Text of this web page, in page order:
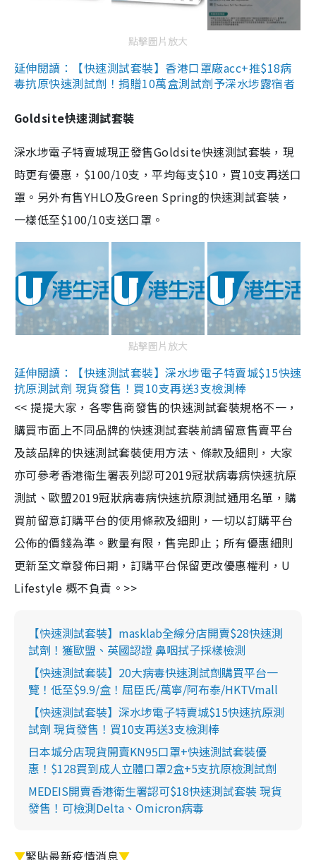
點擊圖片放大
延伸閱讀：【快速測試套裝】香港口罩廠acc+推$18病
毒抗原快速測試劑！捐贈10萬盒測試劑予深水埗露宿者
Goldsite快速測試套裝
深水埗電子特賣城現正發售Goldsite快速測試套裝，現
時更有優惠，$100/10支，平均每支$10，買10支再送口
罩。另外有售YHLO及Green Spring的快速測試套裝，
一樣低至$100/10支送口罩。
點擊圖片放大
延伸閱讀：【快速測試套裝】深水埗電子特賣城$15快速
抗原測試劑 現貨發售！買10支再送3支檢測棒
<< 提提大家，各零售商發售的快速測試套裝規格不一，
購買市面上不同品牌的快速測試套裝前請留意售賣平台
及該品牌的快速測試套裝使用方法、條款及細則，大家
亦可參考香港衞生署表列認可2019冠狀病毒病快速抗原
測試、歐盟2019冠狀病毒病快速抗原測試通用名單，購
買前留意訂購平台的使用條款及細則，一切以訂購平台
公佈的價錢為準。數量有限，售完即止；所有優惠細則
更新至文章發佈日期，訂購平台保留更改優惠權利，U
Lifestyle 概不負責。>>
【快速測試套裝】masklab全線分店開賣$28快速測
試劑！獲歐盟、英國認證 鼻咽拭子採樣檢測
【快速測試套裝】20大病毒快速測試劑購買平台一
覽！低至$9.9/盒！屈臣氏/萬寧/阿布泰/HKTVmall
【快速測試套裝】深水埗電子特賣城$15快速抗原測
試劑 現貨發售！買10支再送3支檢測棒
日本城分店現貨開賣KN95口罩+快速測試套裝優
惠！$128買到成人立體口罩2盒+5支抗原檢測試劑
MEDEIS開賣香港衛生署認可$18快速測試套裝 現貨
發售！可檢測Delta、Omicron病毒
▼緊貼最新疫情消息▼